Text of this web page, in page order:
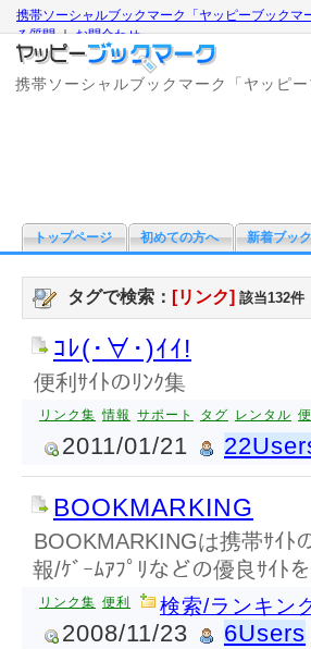
携帯ソーシャルブックマーク「ヤッピーブックマ
る質問｜お問合わせ
携帯ソーシャルブックマーク「ヤッピ
トップページ 初めての方へ 新着ブッ
タグで検索： [リンク] 該当132件
ｺﾚ(･∀･)ｲｲ!
便利ｻｲﾄのﾘﾝｸ集
リンク集 情報 サポート タグ レンタル
2011/01/21
BOOKMARKING
BOOKMARKINGは携帯ｻｲﾄ
報/ｹﾞｰﾑｱﾌﾟﾘなどの優良ｻｲﾄ
リンク集 便利 検索/ランキン
2008/11/23 6Users